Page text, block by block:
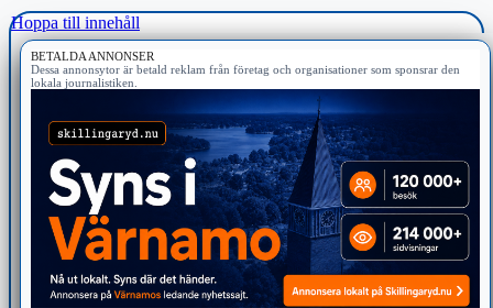
Hoppa till innehåll
BETALDA ANNONSER
Dessa annonsytor är betald reklam från företag och organisationer som sponsrar den
lokala journalistiken.